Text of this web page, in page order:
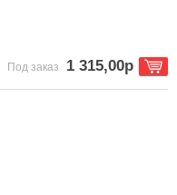
Под заказ 1 315,00р